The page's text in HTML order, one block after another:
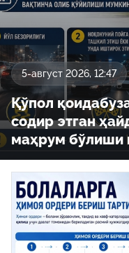
5-август 2026, 12:47
Қўпол
содир этган
маҳрум бўлиши